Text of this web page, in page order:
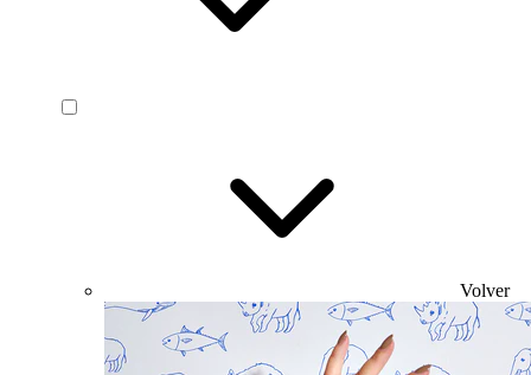
Volver